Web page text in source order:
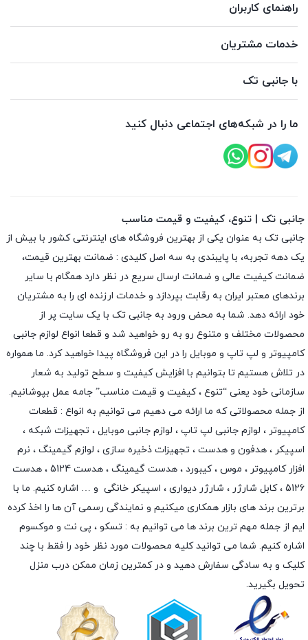
راهنمای کاربران
خدمات مشتریان
با جانبی تک
ما را در شبکه‌های اجتماعی دنبال کنید
جانبی تک | تنوع، کیفیت و قیمت مناسب
جانبی تک به عنوان یکی از بهترین فروشگاه های اینترنتی کشور با بیش از
یک دهه تجربه، با پایبندی به سه اصل کلیدی : ضمانت بهترین قیمت،
ضمانت کیفیت عالی و ضمانت ارسال سریع در نظر دارد همگام با سایر
برندهای معتبر ایران به رقابت بپردازد و خدمات ارزنده ای را به مشتریان
خود ارائه دهد. شما به محض ورود به جانبی تک با یک سایت پر از
محصولات مختلف و متنوع رو به رو خواهید شد و قطعا انواع لوازم جانبی
کامپیوتر و لپ تاپ و موبایل را در این فروشگاه پیدا خواهید کرد. ما همواره
در تلاش هستیم تا بتوانیم با افزایش کیفیت و سطح تولید به شعار
سازمانی خود یعنی “تنوع ، کیفیت و قیمت مناسب” جامه عمل بپوشانیم.
از جمله محصولاتی که ما ارائه می دهیم می توانیم به انواع : قطعات
کامپیوتر ، لوازم جانبی لپ تاپ ، لوازم جانبی موبایل ، تجهیزات شبکه ،
اسپیکر ، هدفون و هدست ، تجهیزات ذخیره سازی ، لوازم گیمینگ ، نرم
افزار کامپیوتر ، موس ،کیبورد ، هدست گیمینگ
، هدست 5124 ، هدست
5126 ،
کابل شارژر ، شارژر دیواری ، اسپیکر خانگی و … اشاره کنیم. ما با
برترین برند های بازار همکاری میکنیم و نمایندگی رسمی آن ها را اخذ کرده
ایم از جمله مهم ترین برند ها می توانیم به : تسکو ، پی نت و موکسوم
اشاره کنیم. شما می توانید کلیه محصولات مورد نظر خود را فقط با چند
کلیک و به سادگی سفارش دهید و در کمترین زمان ممکن درب منزل
تحویل بگیرید.